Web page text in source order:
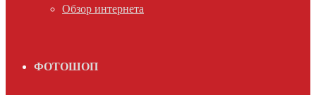
Обзор интернета
ФОТОШОП